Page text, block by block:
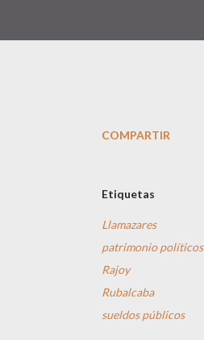
COMPARTIR
Etiquetas
Llamazares
patrimonio políticos
Rajoy
Rubalcaba
sueldos públicos